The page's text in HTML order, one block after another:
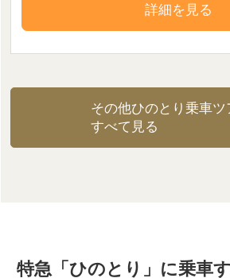
詳細を見る
その他ひのとり乗車ツ
すべて見る
特急「ひのとり」に乗車